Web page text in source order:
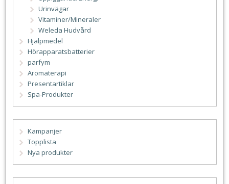
Urinvägar
Vitaminer/Mineraler
Weleda Hudvård
Hjälpmedel
Hörapparatsbatterier
parfym
Aromaterapi
Presentartiklar
Spa-Produkter
Kampanjer
Topplista
Nya produkter